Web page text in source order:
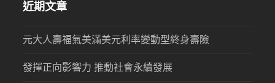
近期文章
元大人壽福氣美滿美元利率變動型終身壽險
發揮正向影響力 推動社會永續發展